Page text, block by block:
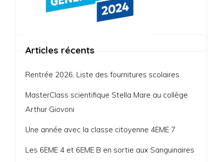
Articles récents
Rentrée 2026, Liste des fournitures scolaires
MasterClass scientifique Stella Mare au collège
Arthur Giovoni
Une année avec la classe citoyenne 4EME 7
Les 6EME 4 et 6EME B en sortie aux Sanguinaires